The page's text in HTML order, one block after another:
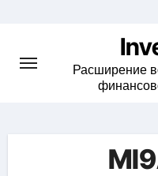
content
Расширение